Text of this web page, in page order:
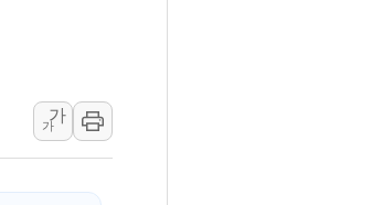
, 명동 소상공인에 '행복상자' 전달
가
가